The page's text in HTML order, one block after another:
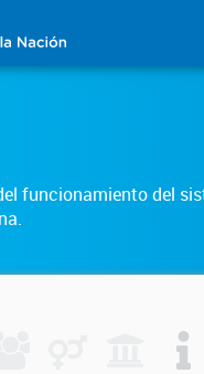
funcionamiento del